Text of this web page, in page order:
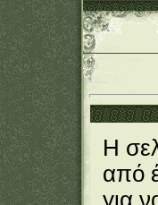
Η
από
για